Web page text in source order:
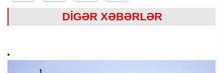
DİGƏR XƏBƏRLƏR